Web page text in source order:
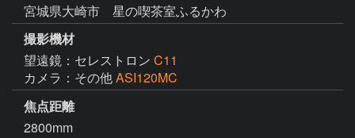
宮城県大崎市 星の喫茶室ふるかわ
撮影機材
望遠鏡：セレストロン C11
カメラ：その他ASI120MC
焦点距離
2800mm